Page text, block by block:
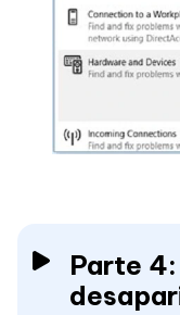
Parte